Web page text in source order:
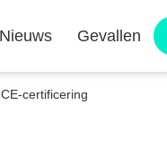
Nieuws Gevallen
certificering